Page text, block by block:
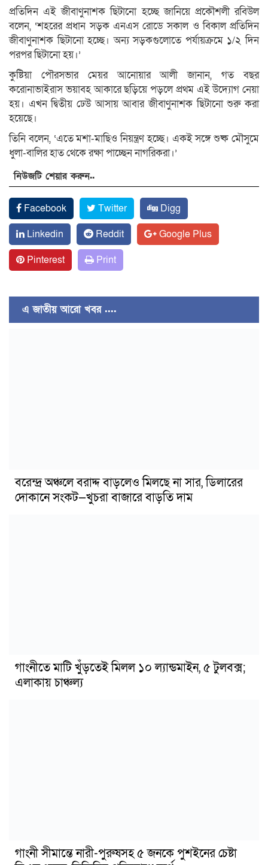
প্রতিদিন এই জীবাণুনাশক ছিটানো হচ্ছে জানিয়ে প্রকৌশলী রবিউল
বলেন, ‘শহরের প্রধান সড়ক এনএস রোডে সকাল ও বিকাল প্রতিদিন
জীবাণুনাশক ছিটানো হচ্ছে। অন্য সড়কগুলোতে পর্যায়ক্রমে ১/২ দিন
পরপর ছিটানো হয়।’
কুষ্টিয়া পৌরসভার মেয়র আনোয়ার আলী জানান, গত বছর
করোনাভাইরাস ভয়াবহ আকারে ছড়িয়ে পড়লে প্রথম এই উদ্যোগ নেয়া
হয়। এখন দ্বিতীয় ঢেউ আসায় আবার জীবাণুনাশক ছিটানো শুরু করা
হয়েছে।
তিনি বলেন, ‘এতে মশা-মাছিও নিয়ন্ত্রণ হচ্ছে। একই সঙ্গে শুষ্ক মৌসুমে
ধুলা-বালির হাত থেকে রক্ষা পাচ্ছেন নাগরিকরা।’
নিউজটি শেয়ার করুন..
Facebook Twitter
Digg
Linkedin
Reddit
Google Plus
Pinterest
Print
এ জাতীয় আরো খবর ....
বরেন্দ্র অঞ্চলে বরাদ্দ বাড়লেও মিলছে না সার, ডিলারের
দোকানে সংকট—খুচরা বাজারে বাড়তি দাম
গাংনীতে মাটি খুঁড়তেই মিলল ১০ ল্যান্ডমাইন, ৫ টুলবক্স;
এলাকায় চাঞ্চল্য
গাংনী সীমান্তে নারী-পুরুষসহ ৫ জনকে পুশইনের চেষ্টা